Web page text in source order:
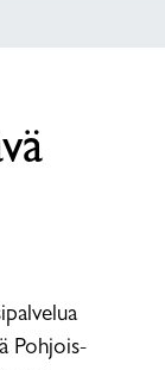
Pohjois-